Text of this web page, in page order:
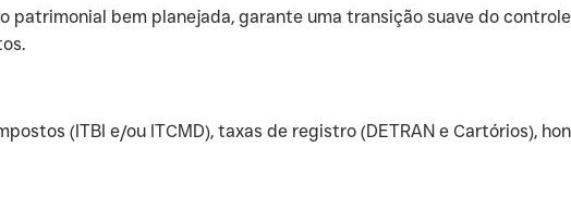
patrimonial bem planejada, garante uma transição suave do
(ITBI e/ou ITCMD), taxas de registro (DETRAN e Cartórios),